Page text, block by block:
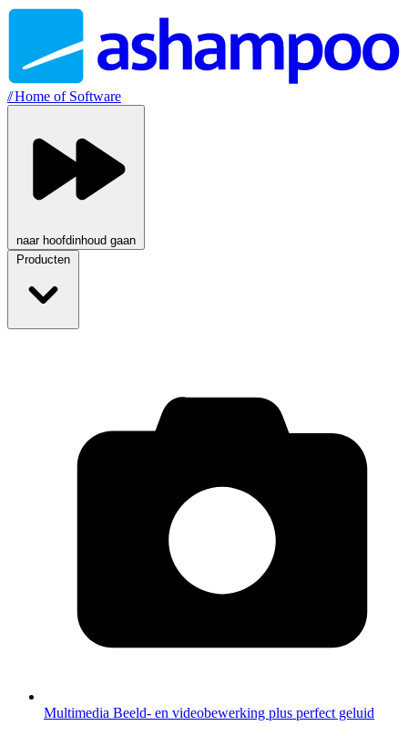
//Home of Software
naar hoofdinhoud gaan
Producten
Multimedia Beeld- en videobewerking plus perfect geluid